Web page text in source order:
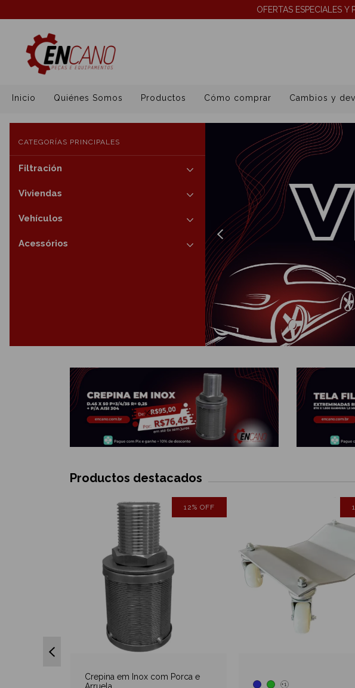
OFERTAS ESPECIALES
Inicio Quiénes Somos Productos Cómo comprar Cambios y
CATEGORÍAS PRINCIPALES
Filtración
Viviendas
Vehículos
Acessórios
Productos destacados
12% OFF
Crepina em Inox com Porca e
Arruela
+1